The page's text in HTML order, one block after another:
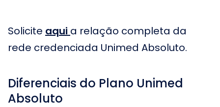
Solicite aqui a relação completa da
rede credenciada Unimed Absoluto.
Diferenciais do Plano Unimed
Absoluto